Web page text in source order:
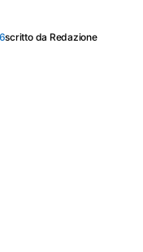
scritto da Redazione